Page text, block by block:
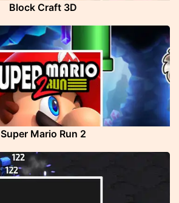
Block Craft 3D
Super Mario Run 2